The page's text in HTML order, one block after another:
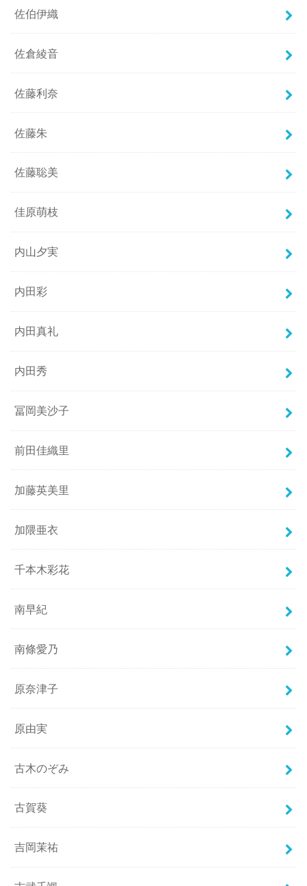
佐伯伊織
佐倉綾音
佐藤利奈
佐藤朱
佐藤聡美
佳原萌枝
内山夕実
内田彩
内田真礼
内田秀
冨岡美沙子
前田佳織里
加藤英美里
加隈亜衣
千本木彩花
南早紀
南條愛乃
原奈津子
原由実
古木のぞみ
古賀葵
吉岡茉祐